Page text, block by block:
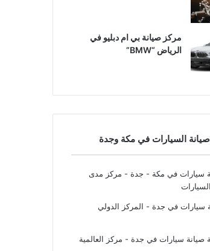
مركز صيانة بي ام دبليو في
الرياض “BMW”
السيارات في مكة وجدة
سيارات في مكة - جدة - مركز مدى
سيارات في جدة - المركز الدولي
صيانة سيارات في جدة - مركز العالمية